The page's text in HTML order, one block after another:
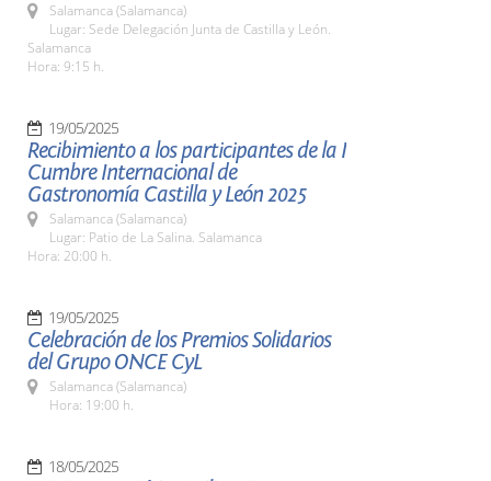
Salamanca (Salamanca)
Lugar: Sede Delegación Junta de Castilla y León.
Salamanca
Hora: 9:15 h.
19/05/2025
Recibimiento a los participantes de la I
Cumbre Internacional de
Gastronomía Castilla y León 2025
Salamanca (Salamanca)
Lugar: Patio de La Salina. Salamanca
Hora: 20:00 h.
19/05/2025
Celebración de los Premios Solidarios
del Grupo ONCE CyL
Salamanca (Salamanca)
Hora: 19:00 h.
18/05/2025